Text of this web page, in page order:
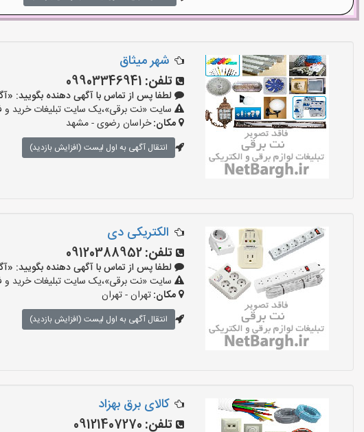
شهر میثاق
تلفن: 09903346941
لطفا پس از تماس با آگهی دهنده بگویید: «آگهی
سایت «نت برقی»،یک سایت تبلیغات خرید و
مکان:خراسان رضوی - مشهد
انتقال آگهی به اول لیست (افزایش بازدید)
الکتریکی دی
تلفن:09120388952
لطفا پس از تماس با آگهی دهنده بگویید: «آگهی
سایت «نت برقی»،یک سایت تبلیغات خرید و
مکان:تهران - تهران
انتقال آگهی به اول لیست (افزایش بازدید)
کالای برق بهزاد
تلفن: 09121407270